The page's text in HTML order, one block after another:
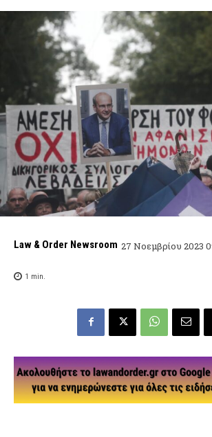
Law & Order Newsroom 27 Νοεμβρίου 2023
1 min.